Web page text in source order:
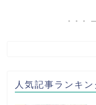
人気記事ランキン